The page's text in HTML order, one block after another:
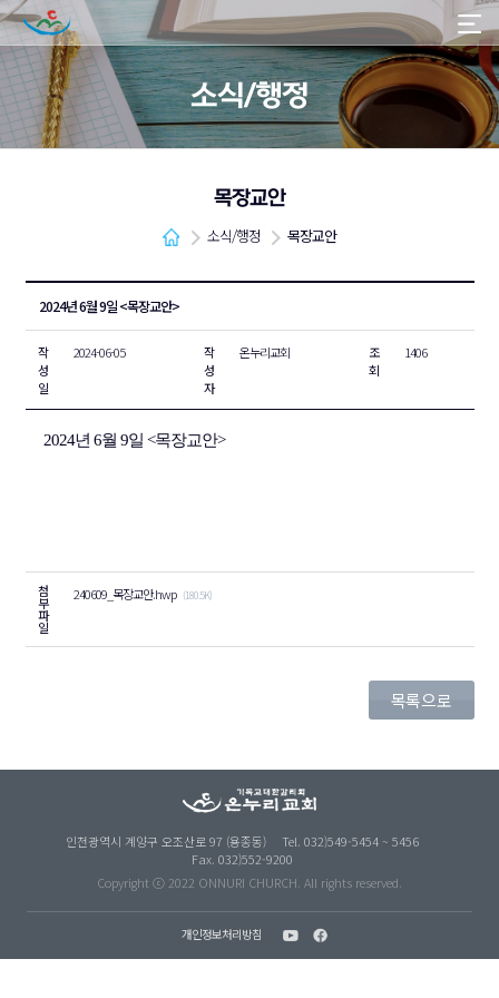
소식/행정
목장교안
소식/행정 목장교안
2024년 6월 9일 <목장교안>
작
성
일
2024-06-05
작
성
자
온누리교회
조
회
1406
2024년 6월 9일 <목장교안>
첨
부
파
일
240609_목장교안.hwp (180.5K)
목록으로
인천광역시 계양구 오조산로 97 (용종동)
Tel. 032)549-5454 ~ 5456
Fax. 032)552-9200
Copyright ⓒ 2022 ONNURI CHURCH. All rights reserved.
개인정보처리방침